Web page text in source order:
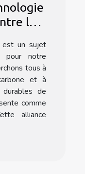
le
est un sujet
pour notre
tous à
et à
de
comme
alliance